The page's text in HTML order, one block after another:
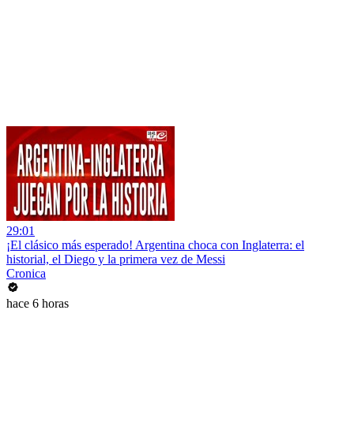
29:01
¡El clásico más esperado! Argentina choca con Inglaterra: el
historial, el Diego y la primera vez de Messi
Cronica
hace 6 horas